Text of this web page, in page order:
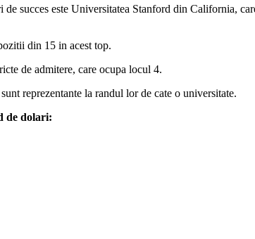
succes este Universitatea Stanford din California,
din 15 in acest top.
de admitere, care ocupa locul 4.
reprezentante la randul lor de cate o universitate.
de dolari: